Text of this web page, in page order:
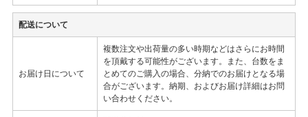
配送について
お届け日について
複数注文や出荷量の多い時期などはさらにお時間
を頂戴する可能性がございます。また、台数をま
とめてのご購入の場合、分納でのお届けとなる場
合がございます。納期、およびお届け詳細はお問
い合わせください。